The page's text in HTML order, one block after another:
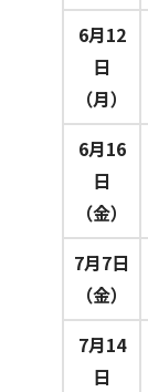
6月12
日
（月）
6月16
日
（金）
7月7日
（金）
7月14
日